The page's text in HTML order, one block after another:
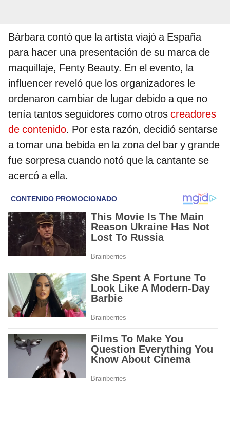
Bárbara contó que la artista viajó a España
para hacer una presentación de su marca de
maquillaje, Fenty Beauty. En el evento, la
influencer reveló que los organizadores le
ordenaron cambiar de lugar debido a que no
tenía tantos seguidores como otros creadores
de contenido. Por esta razón, decidió sentarse
a tomar una bebida en la zona del bar y grande
fue sorpresa cuando notó que la cantante se
acercó a ella.